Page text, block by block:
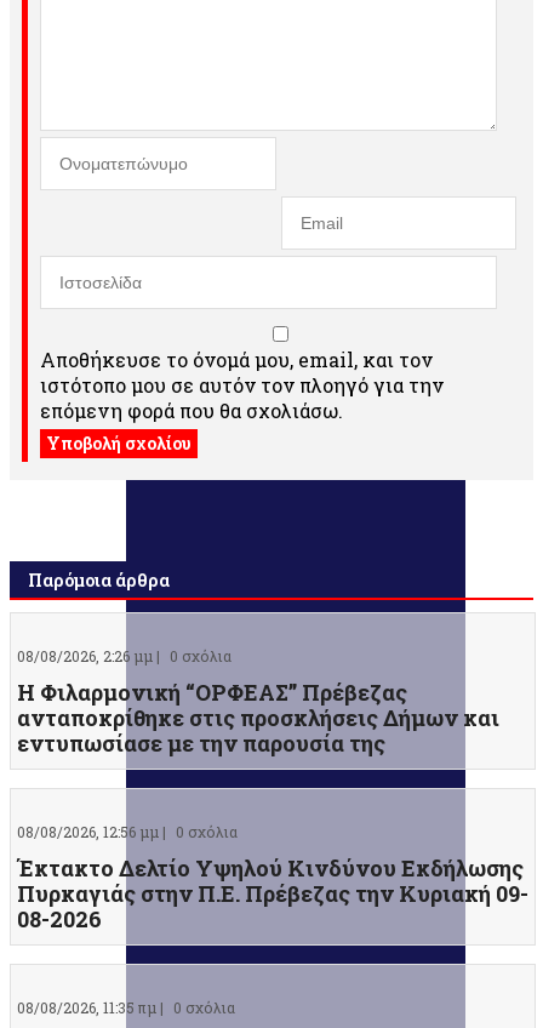
Αποθήκευσε το όνομά μου, email, και τον
ιστότοπο μου σε αυτόν τον πλοηγό για την
επόμενη φορά που θα σχολιάσω.
Παρόμοια άρθρα
08/08/2026, 2:26 μμ | 0 σχόλια
Η Φιλαρμονική “ΟΡΦΕΑΣ” Πρέβεζας
ανταποκρίθηκε στις προσκλήσεις Δήμων και
εντυπωσίασε με την παρουσία της
08/08/2026, 12:56 μμ | 0 σχόλια
Έκτακτο Δελτίο Υψηλού Κινδύνου Εκδήλωσης
Πυρκαγιάς στην Π.Ε. Πρέβεζας την Κυριακή 09-
08-2026
08/08/2026, 11:35 πμ | 0 σχόλια